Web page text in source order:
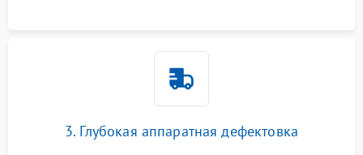
3. Глубокая аппаратная дефектовка